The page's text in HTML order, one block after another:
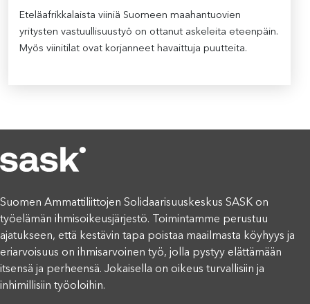
Eteläafrikkalaista viiniä Suomeen maahantuovien
yritysten vastuullisuustyö on ottanut askeleita eteenpäin.
Myös viinitilat ovat korjanneet havaittuja puutteita.
Suomen Ammattiliittojen Solidaarisuuskeskus SASK on
työelämän ihmisoikeusjärjestö. Toimintamme perustuu
ajatukseen, että kestävin tapa poistaa maailmasta köyhyys ja
eriarvoisuus on ihmisarvoinen työ, jolla pystyy elättämään
itsensä ja perheensä. Jokaisella on oikeus turvallisiin ja
inhimillisiin työoloihin.